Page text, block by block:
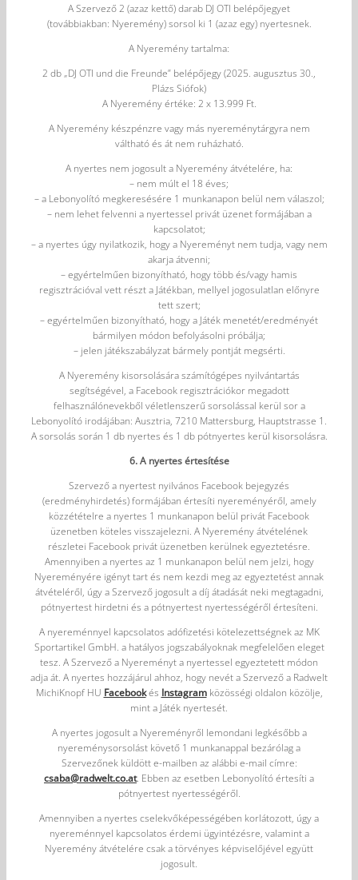
A Szervező 2 (azaz kettő) darab DJ OTI belépőjegyet
(továbbiakban: Nyeremény) sorsol ki 1 (azaz egy) nyertesnek.
A Nyeremény tartalma:
2 db „DJ OTI und die Freunde” belépőjegy (2025. augusztus 30.,
Plázs Siófok)
A Nyeremény értéke: 2 x 13.999 Ft.
A Nyeremény készpénzre vagy más nyereménytárgyra nem
váltható és át nem ruházható.
A nyertes nem jogosult a Nyeremény átvételére, ha:
– nem múlt el 18 éves;
– a Lebonyolító megkeresésére 1 munkanapon belül nem válaszol;
– nem lehet felvenni a nyertessel privát üzenet formájában a
kapcsolatot;
– a nyertes úgy nyilatkozik, hogy a Nyereményt nem tudja, vagy nem
akarja átvenni;
– egyértelműen bizonyítható, hogy több és/vagy hamis
regisztrációval vett részt a Játékban, mellyel jogosulatlan előnyre
tett szert;
– egyértelműen bizonyítható, hogy a Játék menetét/eredményét
bármilyen módon befolyásolni próbálja;
– jelen játékszabályzat bármely pontját megsérti.
A Nyeremény kisorsolására számítógépes nyilvántartás
segítségével, a Facebook regisztrációkor megadott
felhasználónevekből véletlenszerű sorsolással kerül sor a
Lebonyolító irodájában: Ausztria, 7210 Mattersburg, Hauptstrasse 1.
A sorsolás során 1 db nyertes és 1 db pótnyertes kerül kisorsolásra.
6. A nyertes értesítése
Szervező a nyertest nyilvános Facebook bejegyzés
(eredményhirdetés) formájában értesíti nyereményéről, amely
közzétételre a nyertes 1 munkanapon belül privát Facebook
üzenetben köteles visszajelezni. A Nyeremény átvételének
részletei Facebook privát üzenetben kerülnek egyeztetésre.
Amennyiben a nyertes az 1 munkanapon belül nem jelzi, hogy
Nyereményére igényt tart és nem kezdi meg az egyeztetést annak
átvételéről, úgy a Szervező jogosult a díj átadását neki megtagadni,
pótnyertest hirdetni és a pótnyertest nyertességéről értesíteni.
A nyereménnyel kapcsolatos adófizetési kötelezettségnek az MK
Sportartikel GmbH. a hatályos jogszabályoknak megfelelően eleget
tesz. A Szervező a Nyereményt a nyertessel egyeztetett módon
adja át. A nyertes hozzájárul ahhoz, hogy nevét a Szervező a Radwelt
MichiKnopf HU Facebookés Instagramközösségi oldalon közölje,
mint a Játék nyertesét.
A nyertes jogosult a Nyereményről lemondani legkésőbb a
nyereménysorsolást követő 1 munkanappal bezárólag a
Szervezőnek küldött e-mailben az alábbi e-mail címre:
csaba@radwelt.co.at. Ebben az esetben Lebonyolító értesíti a
pótnyertest nyertességéről.
Amennyiben a nyertes cselekvőképességében korlátozott, úgy a
nyereménnyel kapcsolatos érdemi ügyintézésre, valamint a
Nyeremény átvételére csak a törvényes képviselőjével együtt
jogosult.